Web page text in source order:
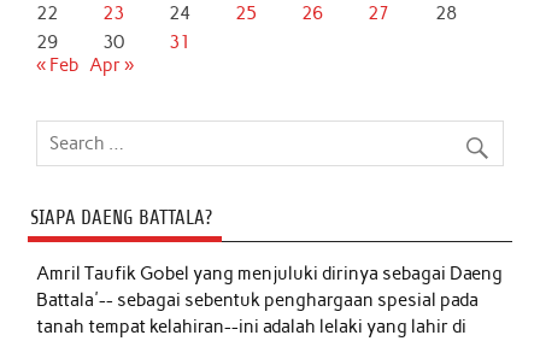
22 23 24 25 26 27
28
29
30
31
« Feb Apr »
SIAPA DAENG BATTALA?
Amril Taufik Gobelyang menjuluki dirinya sebagai Daeng
Battala'-- sebagai sebentuk penghargaan spesial pada
tanah tempat kelahiran--ini adalah lelaki yang lahir di